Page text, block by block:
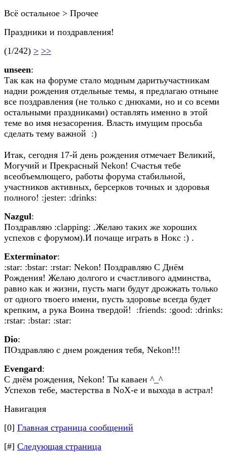
Всё остальное > Прочее
Праздники и поздравления!
(1/242) > >>
unseen:
Так как на форуме стало модным даритьучастникам
надни рождения отдельные темы, я предлагаю отныне
все поздравления (не только с днюхами, но и со всеми
остальными праздниками) оставлять именно в этой
теме во имя незасорения. Власть имущим просьба
сделать тему важной :)
Итак, сегодня 17-й день рождения отмечает Великий,
Могучий и Прекрасный Nekon! Счастья тебе
всеобъемлющего, работы форума стабильной,
участников активных, берсерков точных и здоровья
полного! :jester: :drinks:
Nazgul:
Поздравляю :clapping: .Желаю таких же хороших
успехов с форумом).И почаще играть в Нокс :) .
Exterminator:
:star: :bstar: :rstar: Nekon! Поздравляю С Днём
Рождения! Желаю долгого и счастливого админства,
равно как и жизни, пусть маги будут дрожжать только
от одного твоего имени, пусть здоровье всегда будет
крепким, а рука Воина твердой! :friends: :good: :drinks:
:rstar: :bstar: :star:
Dio:
ПОздравляю с днем рождения тебя, Nekon!!!
Evengard:
С днём рождения, Nekon! Ты каваен ^_^
Успехов тебе, мастерства в NoX-е и выхода в астрал!
Навигация
[0] Главная страница сообщений
[#] Следующая страница